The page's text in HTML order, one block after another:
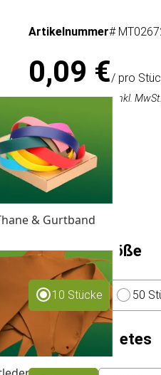
& Gurtband
Artikelnummer#
0,09 €/ pro
0,90 €(10 Stücke), Inkl.
Größe:
7 x 7 mm
8 x 8 mm
10 x 10 mm
13 x 10 mm
Packungsgröße
10 Stücke 50
Größe des Nietes